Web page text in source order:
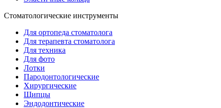
Стоматологические инструменты
Для ортопеда стоматолога
Для терапевта стоматолога
Для техника
Для фото
Лотки
Пародонтологические
Хирургические
Щипцы
Эндодонтические